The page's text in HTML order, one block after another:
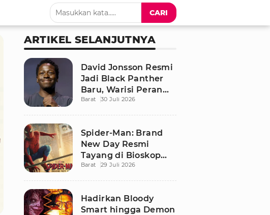
CARI
ARTIKEL SELANJUTNYA
David Jonsson Resmi
Jadi Black Panther
Baru, Warisi Peran
T'Challa di Black
Barat 30 Juli 2026
Spider-Man: Brand
New Day Resmi
Tayang di Bioskop
Indonesia, Ini
Barat 29 Juli 2026
Hadirkan Bloody
Smart hingga Demon